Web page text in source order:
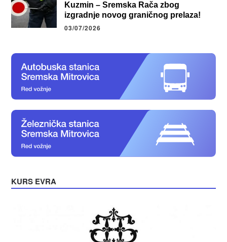
Kuzmin – Sremska Rača zbog
izgradnje novog graničnog prelaza!
03/07/2026
KURS EVRA